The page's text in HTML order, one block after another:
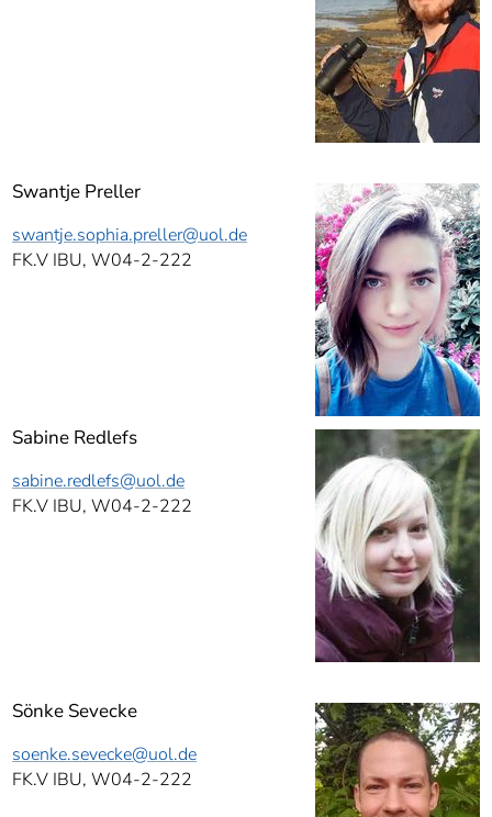
Swantje Preller
swantje.sophia.preller@uol.de
FK.V IBU, W04-2-222
Sabine Redlefs
sabine.redlefs@uol.de
FK.V IBU, W04-2-222
Sönke Sevecke
soenke.sevecke@uol.de
FK.V IBU, W04-2-222